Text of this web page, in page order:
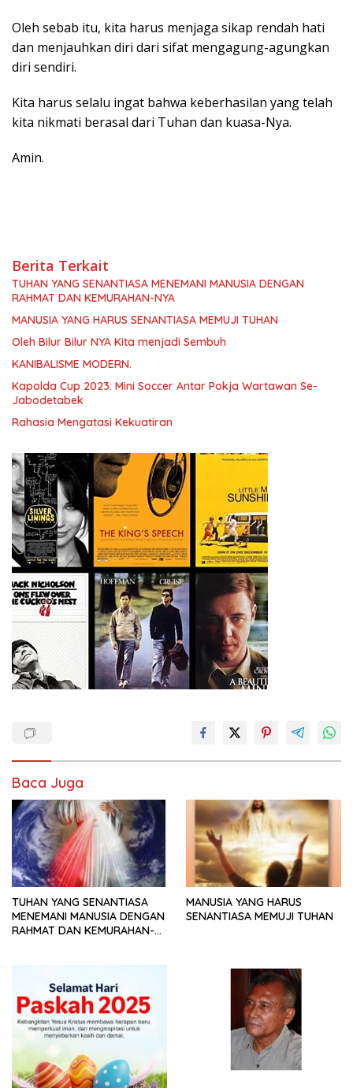
Oleh sebab itu, kita harus menjaga sikap rendah hati
dan menjauhkan diri dari sifat mengagung-agungkan
diri sendiri.
Kita harus selalu ingat bahwa keberhasilan yang telah
kita nikmati berasal dari Tuhan dan kuasa-Nya.
Amin.
Berita Terkait
TUHAN YANG SENANTIASA MENEMANI MANUSIA DENGAN
RAHMAT DAN KEMURAHAN-NYA
MANUSIA YANG HARUS SENANTIASA MEMUJI TUHAN
Oleh Bilur Bilur NYA Kita menjadi Sembuh
KANIBALISME MODERN.
Kapolda Cup 2023: Mini Soccer Antar Pokja Wartawan Se-
Jabodetabek
Rahasia Mengatasi Kekuatiran
Baca Juga
TUHAN YANG SENANTIASA
MENEMANI MANUSIA DENGAN
RAHMAT DAN KEMURAHAN-
MANUSIA YANG HARUS
SENANTIASA MEMUJI TUHAN